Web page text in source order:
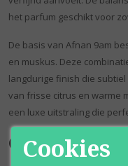
het parfum geschikt voor
De basis van Afnan 9am
en muskus. Deze
langdurige finish die
van frisse citrus en warme
een luxe uitstraling die
Geurnoten
Cookies